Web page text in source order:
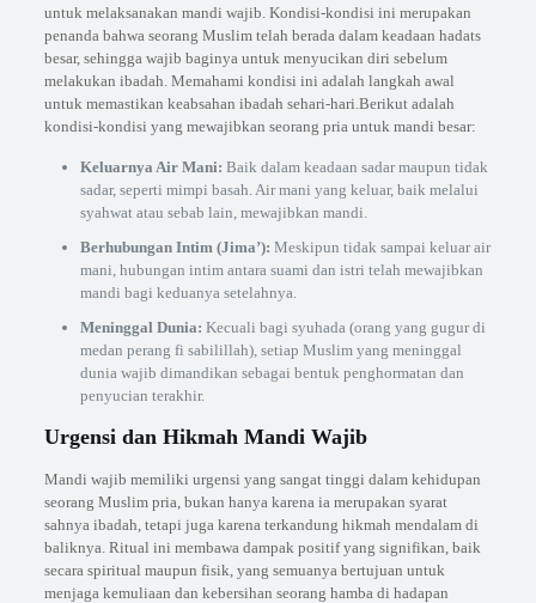
untuk melaksanakan mandi wajib. Kondisi-kondisi ini merupakan
penanda bahwa seorang Muslim telah berada dalam keadaan hadats
besar, sehingga wajib baginya untuk menyucikan diri sebelum
melakukan ibadah. Memahami kondisi ini adalah langkah awal
untuk memastikan keabsahan ibadah sehari-hari.Berikut adalah
kondisi-kondisi yang mewajibkan seorang pria untuk mandi besar:
Keluarnya Air Mani: Baik dalam keadaan sadar maupun tidak
sadar, seperti mimpi basah. Air mani yang keluar, baik melalui
syahwat atau sebab lain, mewajibkan mandi.
Berhubungan Intim (Jima’): Meskipun tidak sampai keluar air
mani, hubungan intim antara suami dan istri telah mewajibkan
mandi bagi keduanya setelahnya.
Meninggal Dunia: Kecuali bagi syuhada (orang yang gugur di
medan perang fi sabilillah), setiap Muslim yang meninggal
dunia wajib dimandikan sebagai bentuk penghormatan dan
penyucian terakhir.
Urgensi dan Hikmah Mandi Wajib
Mandi wajib memiliki urgensi yang sangat tinggi dalam kehidupan
seorang Muslim pria, bukan hanya karena ia merupakan syarat
sahnya ibadah, tetapi juga karena terkandung hikmah mendalam di
baliknya. Ritual ini membawa dampak positif yang signifikan, baik
secara spiritual maupun fisik, yang semuanya bertujuan untuk
menjaga kemuliaan dan kebersihan seorang hamba di hadapan